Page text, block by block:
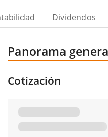
Dividendos
Panorama
Cotización